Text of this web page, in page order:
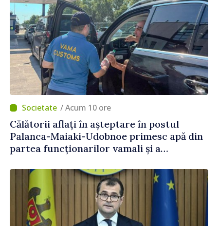
/ Acum 10 ore
Călătorii aflați în așteptare în postul
Palanca-Maiaki-Udobnoe primesc apă din
partea funcționarilor vamali și a